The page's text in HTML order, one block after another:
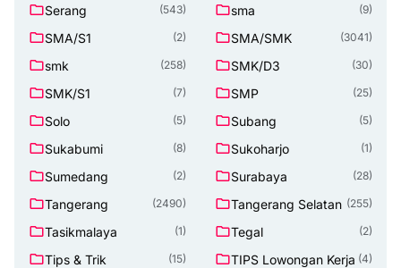
Serang (543) sma (9)
SMA/S1 (2) SMA/SMK (3041)
smk (258) SMK/D3 (30)
SMK/S1 (7) SMP (25)
Solo (5) Subang (5)
Sukabumi (8) Sukoharjo (1)
Sumedang (2) Surabaya (28)
Tangerang (2490) Tangerang Selatan (255)
Tasikmalaya (1) Tegal (2)
Tips & Trik (15) TIPS Lowongan Kerja (4)